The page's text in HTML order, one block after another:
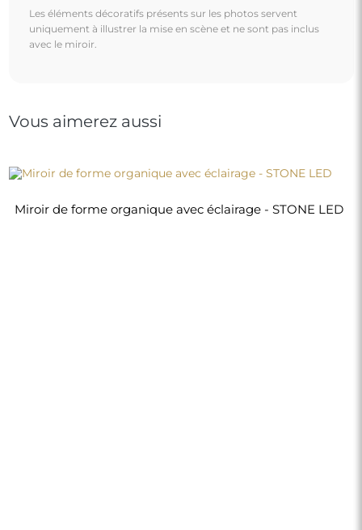
Les éléments décoratifs présents sur les photos servent
uniquement à illustrer la mise en scène et ne sont pas inclus
avec le miroir.
Vous aimerez aussi
Miroir de forme organique avec éclairage - STONE LED